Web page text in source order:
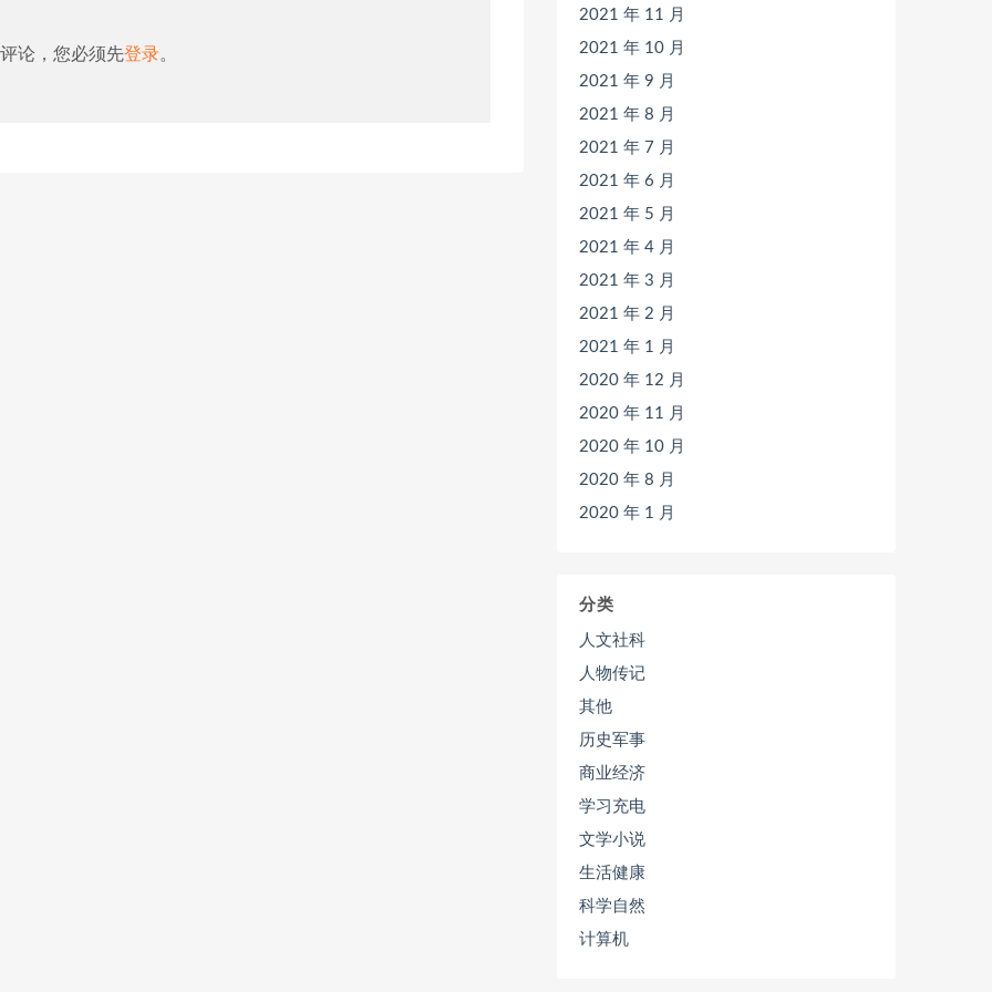
论，您必须先登录。
2021 年 11 月
2021 年 10 月
2021 年 9 月
2021 年 8 月
2021 年 7 月
2021 年 6 月
2021 年 5 月
2021 年 4 月
2021 年 3 月
2021 年 2 月
2021 年 1 月
2020 年 12 月
2020 年 11 月
2020 年 10 月
2020 年 8 月
2020 年 1 月
分类
人文社科
人物传记
其他
历史军事
商业经济
学习充电
文学小说
生活健康
科学自然
计算机